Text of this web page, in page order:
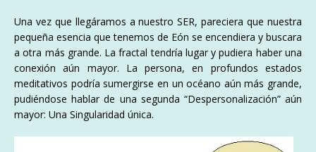
Una vez que llegáramos a nuestro SER, pareciera que nuestra
pequeña esencia que tenemos de Eón se encendiera y buscara
a otra más grande. La fractal tendría lugar y pudiera haber una
conexión aún mayor. La persona, en profundos estados
meditativos podría sumergirse en un océano aún más grande,
pudiéndose hablar de una segunda “Despersonalización” aún
mayor: Una Singularidad única.